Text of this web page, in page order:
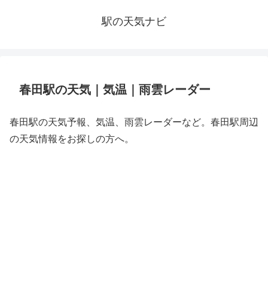
駅の天気ナビ
春田駅の天気｜気温｜雨雲レーダー
春田駅の天気予報、気温、雨雲レーダーなど。春田駅周辺
の天気情報をお探しの方へ。